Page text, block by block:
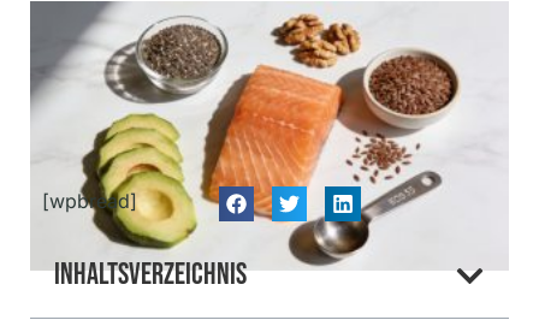
[wpbread]
Inhaltsverzeichnis